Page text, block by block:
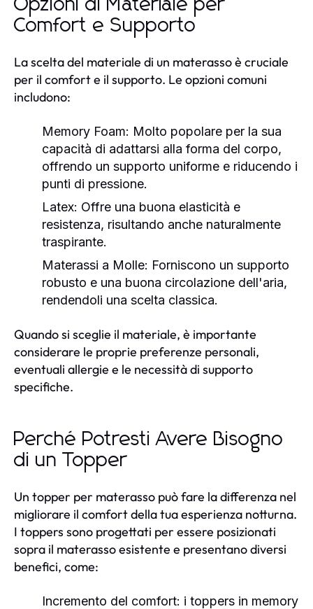
Opzioni di Materiale per
Comfort e Supporto
La scelta del materiale di un materasso è cruciale
per il comfort e il supporto. Le opzioni comuni
includono:
Memory Foam: Molto popolare per la sua
capacità di adattarsi alla forma del corpo,
offrendo un supporto uniforme e riducendo i
punti di pressione.
Latex: Offre una buona elasticità e
resistenza, risultando anche naturalmente
traspirante.
Materassi a Molle: Forniscono un supporto
robusto e una buona circolazione dell'aria,
rendendoli una scelta classica.
Quando si sceglie il materiale, è importante
considerare le proprie preferenze personali,
eventuali allergie e le necessità di supporto
specifiche.
Perché Potresti Avere Bisogno
di un Topper
Un topper per materasso può fare la differenza nel
migliorare il comfort della tua esperienza notturna.
I toppers sono progettati per essere posizionati
sopra il materasso esistente e presentano diversi
benefici, come:
Incremento del comfort: i toppers in memory